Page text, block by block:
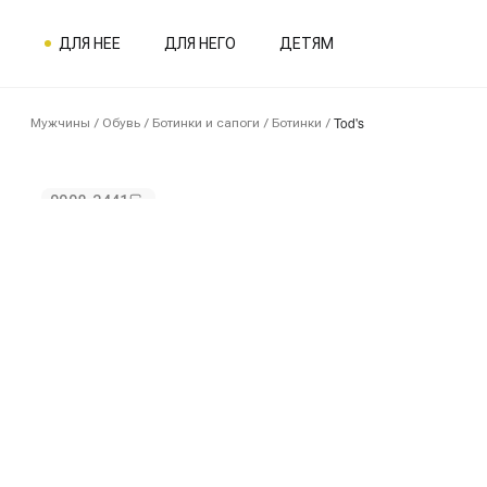
ДЛЯ НЕЕ ДЛЯ НЕГО ДЕТЯМ
Мужчины / Обувь / Ботинки и сапоги / Ботинки / Tod's
0008-3441